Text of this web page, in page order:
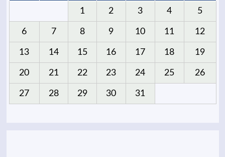
1 2 3 4 5
6 7 8 9 10 11 12
13 14 15 16 17 18 19
20 21 22 23 24 25 26
27 28 29 30 31